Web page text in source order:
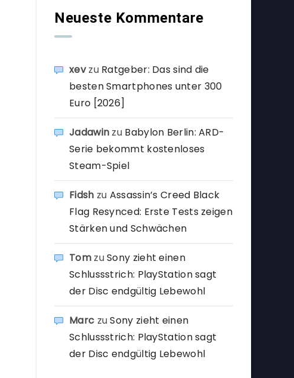
Neueste Kommentare
xevzu Ratgeber: Das sind die
besten Smartphones unter 300
Euro [2026]
Jadawin zu Babylon Berlin: ARD-
Serie bekommt kostenloses
Steam-Spiel
Fidsh zu Assassin’s Creed Black
Flag Resynced: Erste Tests zeigen
Stärken und Schwächen
TomzuSony zieht einen
Schlussstrich: PlayStation sagt
der Disc endgültig Lebewohl
Marc zuSony zieht einen
Schlussstrich: PlayStation sagt
der Disc endgültig Lebewohl